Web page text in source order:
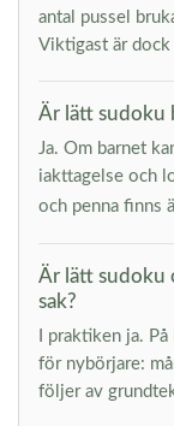
antal pussel
Viktigast är
Är lätt sudoku
Ja. Om barnet
iakttagelse och
och penna finns
Är lätt sudoku
sak?
I praktiken ja.
för nybörjare:
följer av